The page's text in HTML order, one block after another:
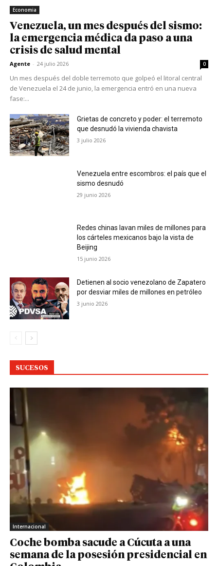
Economia
Venezuela, un mes después del sismo:
la emergencia médica da paso a una
crisis de salud mental
Agente - 24 julio 2026 0
Un mes después del doble terremoto que golpeó el litoral central
de Venezuela el 24 de junio, la emergencia entró en una nueva
fase:...
Grietas de concreto y poder: el terremoto
que desnudó la vivienda chavista
3 julio 2026
Venezuela entre escombros: el país que el
sismo desnudó
29 junio 2026
Redes chinas lavan miles de millones para
los cárteles mexicanos bajo la vista de
Beijing
15 junio 2026
Detienen al socio venezolano de Zapatero
por desviar miles de millones en petróleo
3 junio 2026
SUCESOS
Internacional
Coche bomba sacude a Cúcuta a una
semana de la posesión presidencial en